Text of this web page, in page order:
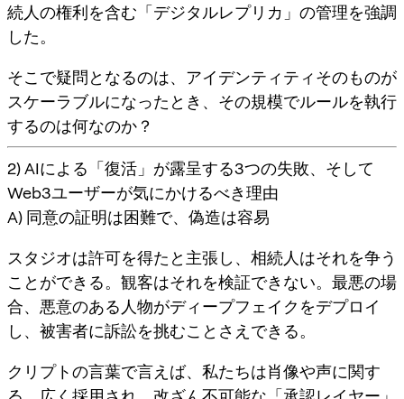
続人の権利を含む「デジタルレプリカ」の管理を強調
した。
そこで疑問となるのは、 アイデンティティそのものが
スケーラブルになったとき、その規模でルールを執行
するのは何なのか？
2) AIによる「復活」が露呈する3つの失敗、そして
Web3ユーザーが気にかけるべき理由
A) 同意の証明は困難で、偽造は容易
スタジオは許可を得たと主張し、相続人はそれを争う
ことができる。観客はそれを検証できない。最悪の場
合、悪意のある人物がディープフェイクをデプロイ
し、被害者に訴訟を挑むことさえできる。
クリプトの言葉で言えば、私たちは肖像や声に関す